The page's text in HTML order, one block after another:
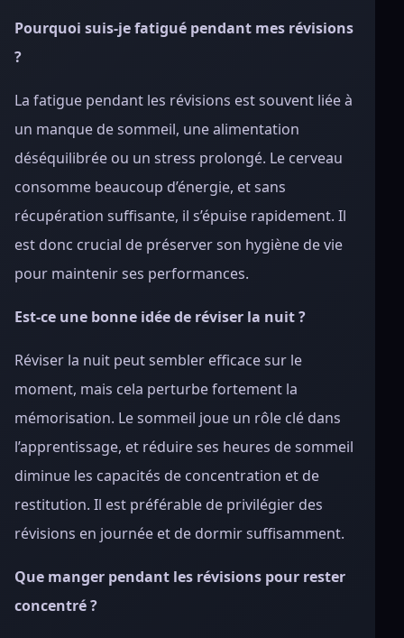
Pourquoi suis-je fatigué pendant mes révisions
?
La fatigue pendant les révisions est souvent liée à
un manque de sommeil, une alimentation
déséquilibrée ou un stress prolongé. Le cerveau
consomme beaucoup d’énergie, et sans
récupération suffisante, il s’épuise rapidement. Il
est donc crucial de préserver son hygiène de vie
pour maintenir ses performances.
Est-ce une bonne idée de réviser la nuit ?
Réviser la nuit peut sembler efficace sur le
moment, mais cela perturbe fortement la
mémorisation. Le sommeil joue un rôle clé dans
l’apprentissage, et réduire ses heures de sommeil
diminue les capacités de concentration et de
restitution. Il est préférable de privilégier des
révisions en journée et de dormir suffisamment.
Que manger pendant les révisions pour rester
concentré ?